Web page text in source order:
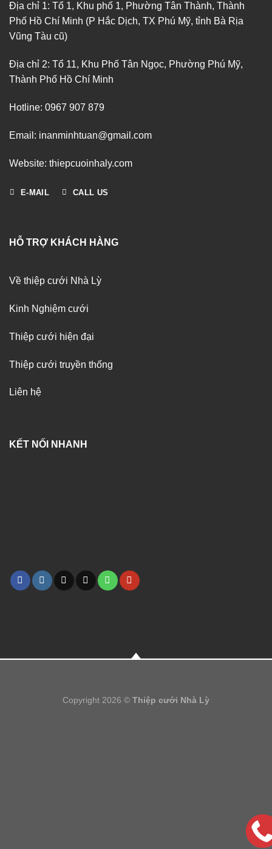
Địa chỉ 1: Tổ 1, Khu phố 1, Phường Tân Thành, Thành
Phố Hồ Chí Minh (P Hắc Dịch, TX Phú Mỹ, tỉnh Bà Rịa
Vũng Tàu cũ)
Địa chỉ 2: Tổ 11, Khu Phố Tân Ngọc, Phường Phú Mỹ,
Thành Phố Hồ Chí Minh
Hotline: 0967 907 879
Email: inanminhtuan@gmail.com
Website: thiepcuoinhaly.com
E-MAIL CALL US
HỖ TRỢ KHÁCH HÀNG
Về thiệp cưới Nhà Lỳ
Kinh Nghiệm cưới
Thiệp cưới hiện đại
Thiệp cưới truyền thống
Liên hệ
KẾT NỐI NHANH
Copyright 2026 © Thiệp cưới Nhà Lỳ